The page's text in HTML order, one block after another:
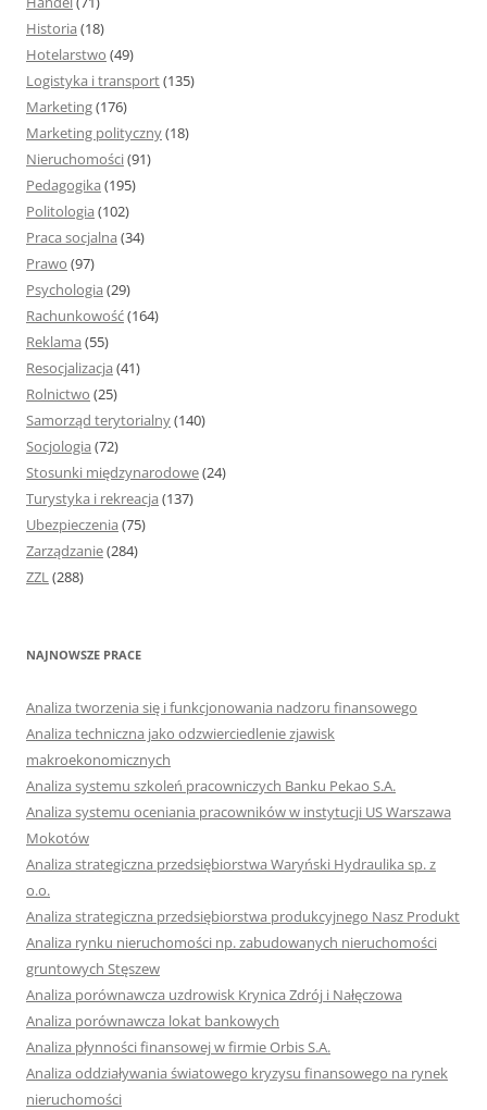
Historia (18)
Hotelarstwo (49)
Logistyka i transport(135)
Marketing(176)
Marketing polityczny(18)
Nieruchomości(91)
Pedagogika (195)
Politologia (102)
Praca socjalna (34)
Prawo (97)
Psychologia (29)
Rachunkowość(164)
Reklama (55)
Resocjalizacja (41)
Rolnictwo (25)
Samorząd terytorialny(140)
Socjologia (72)
Stosunki międzynarodowe(24)
Turystyka i rekreacja (137)
Ubezpieczenia (75)
Zarządzanie(284)
ZZL(288)
NAJNOWSZE PRACE
Analiza tworzenia się i funkcjonowania nadzoru finansowego
Analiza techniczna jako odzwierciedlenie zjawisk
makroekonomicznych
Analiza systemu szkoleń pracowniczych Banku Pekao S.A.
Analiza systemu oceniania pracowników w instytucji US Warszawa
Mokotów
Analiza strategiczna przedsiębiorstwa Waryński Hydraulika sp. z
o.o.
Analiza strategiczna przedsiębiorstwa produkcyjnego Nasz Produkt
Analiza rynku nieruchomości np. zabudowanych nieruchomości
gruntowych Stęszew
Analiza porównawcza uzdrowisk Krynica Zdrój i Nałęczowa
Analiza porównawcza lokat bankowych
Analiza płynności finansowej w firmie Orbis S.A.
Analiza oddziaływania światowego kryzysu finansowego na rynek
nieruchomości